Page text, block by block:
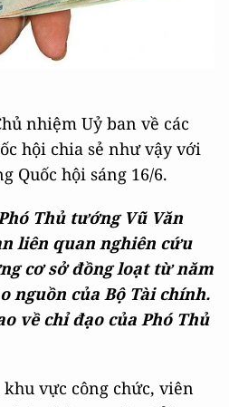
nhiệm Uỷ ban về các
hội chia sẻ như vậy với
Quốc hội sáng 16/6.
Thủ tướng Vũ Văn
liên quan nghiên cứu
cơ sở đồng loạt từ năm
nguồn của Bộ Tài chính.
về chỉ đạo của Phó Thủ
vực công chức, viên